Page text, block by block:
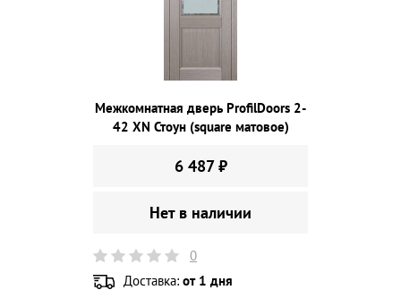
Межкомнатная дверь ProfilDoors 2-
42 XN Стоун (square матовое)
6 487 ₽
Нет в наличии
0
Доставка: от 1 дня